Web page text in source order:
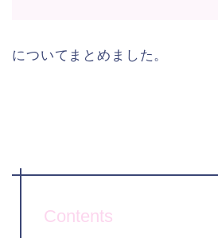
についてまとめました。
Contents